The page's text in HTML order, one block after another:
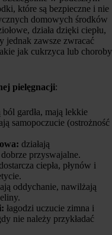
które są bezpieczne i nie
domowych środków
działa dzięki ciepłu,
jednak zawsze zwracać
jak cukrzyca lub choroby
pielęgnacji:
ból gardła, mają lekkie
samopoczucie (ostrożność
działają
przyswajalne.
ciepła, płynów i
oddychanie, nawilżają
łagodzi uczucie zimna i
nie należy przykładać